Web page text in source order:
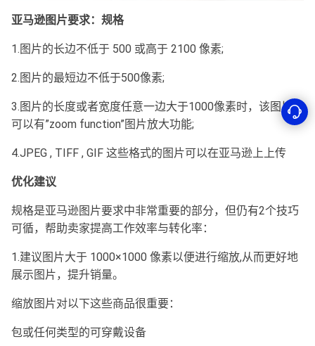
亚马逊图片要求：规格
1.图片的长边不低于 500 或高于 2100 像素;
2.图片的最短边不低于500像素;
3.图片的长度或者宽度任意一边大于1000像素时，该图片就
可以有”zoom function”图片放大功能;
4.JPEG , TIFF , GIF 这些格式的图片可以在亚马逊上上传
优化建议
规格是亚马逊图片要求中非常重要的部分，但仍有2个技巧
可循，帮助卖家提高工作效率与转化率：
1.建议图片大于 1000×1000 像素以便进行缩放,从而更好地
展示图片，提升销量。
缩放图片对以下这些商品很重要：
包或任何类型的可穿戴设备